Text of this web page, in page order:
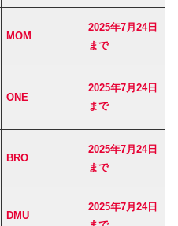
MOM
2025年7月24日
まで
ONE
2025年7月24日
まで
BRO
2025年7月24日
まで
DMU
2025年7月24日